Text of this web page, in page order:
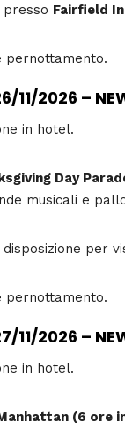
presso Fairfield
pernottamento.
11/2026 –
in hotel.
Day
musicali e
per
pernottamento.
11/2026 –
in hotel.
(6 ore